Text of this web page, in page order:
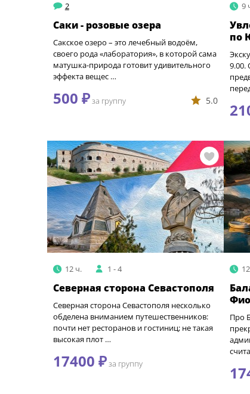
2
Саки - розовые озера
Сакское озеро – это лечебный водоём,
своего рода «лаборатория», в которой сама
матушка-природа готовит удивительного
эффекта вещес …
500 ₽за группу 5.0
9
по
9.00.
12 ч. 1 - 4
Северная сторона Севастополя
Северная сторона Севастополя несколько
обделена вниманием путешественников:
почти нет ресторанов и гостиниц; не такая
высокая плот …
17400 ₽за группу
Про